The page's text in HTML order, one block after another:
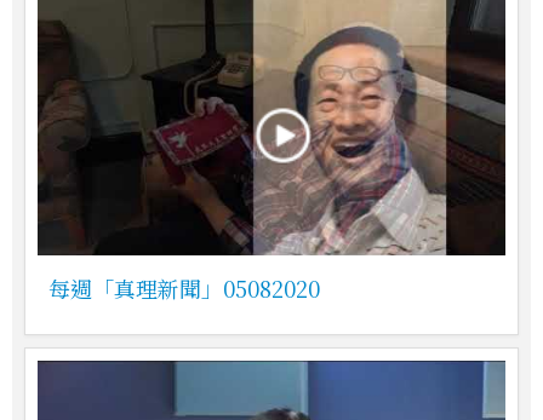
每週「真理新聞」05082020